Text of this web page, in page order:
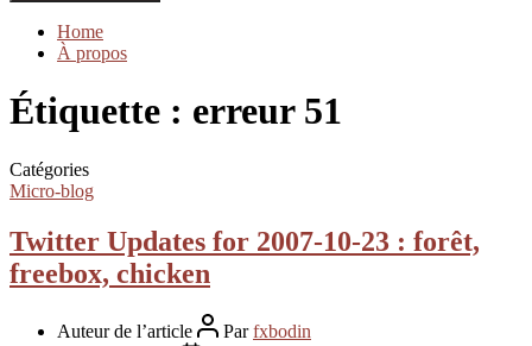
Home
À propos
Étiquette : erreur 51
Catégories
Micro-blog
Twitter Updates for 2007-10-23 : forêt,
freebox, chicken
Auteur de l’article Parfxbodin